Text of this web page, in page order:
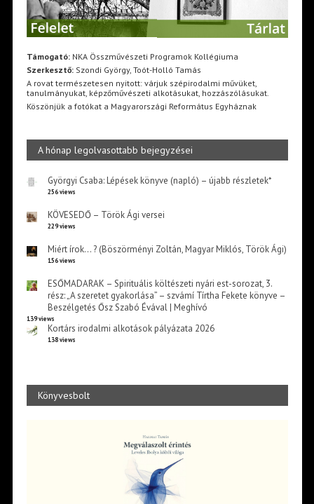
Támogató:NKA Összművészeti Programok Kollégiuma
Szerkesztő:Szondi György, Toót-Holló Tamás
A rovat természetesen nyitott: várjuk szépirodalmi művüket,
tanulmányukat, képzőművészeti alkotásukat, hozzászólásukat.
Köszönjük a fotókat a Magyarországi Református Egyháznak
A hónap legolvasottabb bejegyzései
Györgyi Csaba: Lépések könyve (napló) – újabb részletek*
256 views
KÖVESEDŐ – Török Ági versei
229 views
Miért írok… ? (Böszörményi Zoltán, Magyar Miklós, Török Ági)
156 views
ESŐMADARAK – Spirituális költészeti nyári est-sorozat, 3.
rész: „A szeretet gyakorlása” – szvámí Tírtha Fekete könyve –
Beszélgetés Ősz Szabó Évával | Meghívó
139 views
Kortárs irodalmi alkotások pályázata 2026
138 views
Könyvesbolt